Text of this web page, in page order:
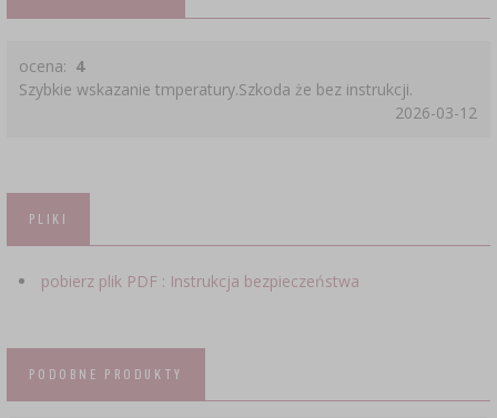
ocena: 4
Szybkie wskazanie tmperatury.Szkoda że bez instrukcji.
2026-03-12
PLIKI
pobierz plik PDF : Instrukcja bezpieczeństwa
PODOBNE PRODUKTY